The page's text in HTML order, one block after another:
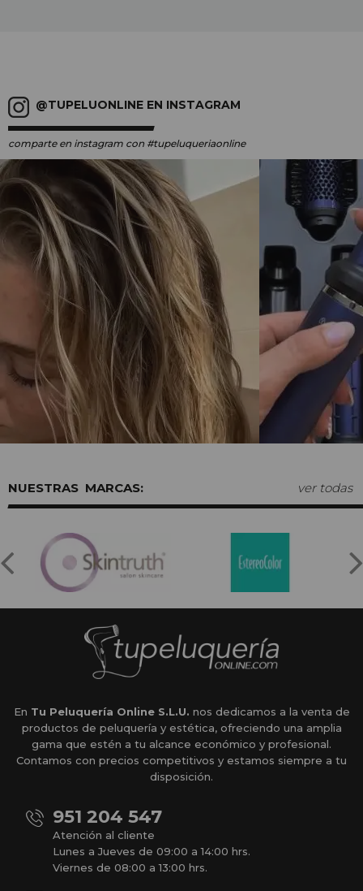
@TUPELUONLINE EN INSTAGRAM
comparte en instagram con #tupeluqueriaonline
MARCAS: ver todas
En Tu Peluquería Online S.L.U. nos dedicamos a la venta de
productos de peluquería y estética, ofreciendo una amplia
gama que estén a tu alcance económico y profesional.
Contamos con precios competitivos y estamos siempre a tu
disposición.
951 204 547
Atención al cliente
Lunes a Jueves de 09:00 a 14:00 hrs.
Viernes de 08:00 a 13:00 hrs.